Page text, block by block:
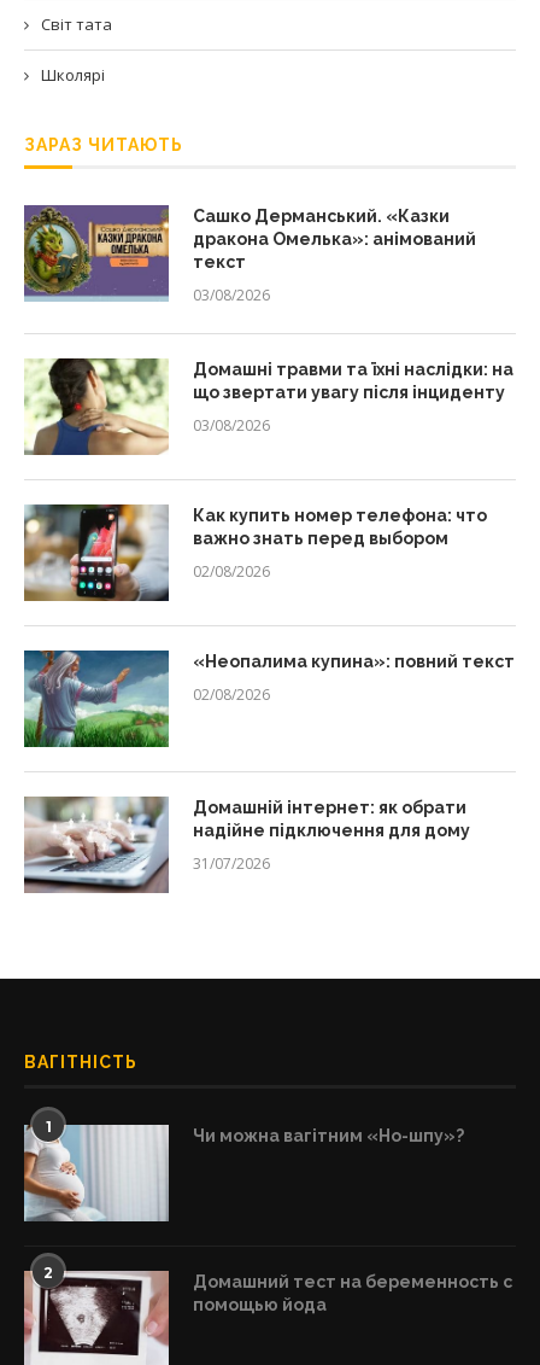
Світ тата
Школярі
ЗАРАЗ ЧИТАЮТЬ
Сашко Дерманський. «Казки
дракона Омелька»: анімований
текст
03/08/2026
Домашні травми та їхні наслідки: на
що звертати увагу після інциденту
03/08/2026
Как купить номер телефона: что
важно знать перед выбором
02/08/2026
«Неопалима купина»: повний текст
02/08/2026
Домашній інтернет: як обрати
надійне підключення для дому
31/07/2026
ВАГІТНІСТЬ
1 Чи можна вагітним «Но-шпу»?
2
Домашний тест на беременность с
помощью йода